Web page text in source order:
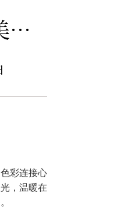
钓鱼台美高梅酒店集团 “情系社区” 公益行： 画笔为桥，与 “星星的孩子” 共绘温暖
彩连接心
，温暖在